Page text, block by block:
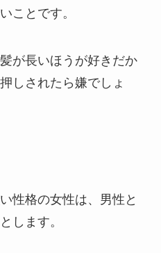
ことです。
が長いほうが好きだか
しされたら嫌でしょ
性格の女性は、男性と
します。